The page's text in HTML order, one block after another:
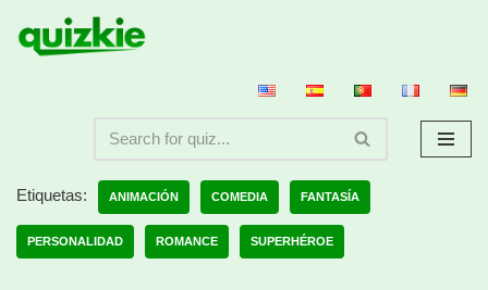
Saltar
Etiquetas: ANIMACIÓN COMEDIA FANTASÍA
PERSONALIDAD ROMANCE SUPERHÉROE